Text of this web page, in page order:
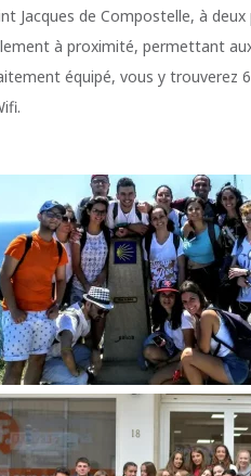
Jacques de Compostelle, à deux
à proximité, permettant
équipé, vous y trouverez